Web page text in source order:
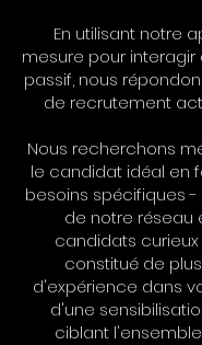
En utilisant notre
mesure pour
passif, nous
de recrutement
Nous recherchons
le candidat idéal en
besoins spécifiques
de notre réseau
candidats
constitué de
d'expérience dans
d'une
ciblant